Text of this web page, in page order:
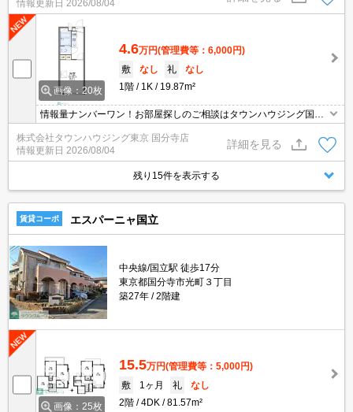
情報更新日 2026/08/04
画像：20枚
4.6万円(管理費等：6,000円)
敷
なし 礼
なし
1階
1K 19.87m²
情報量ナンバーワン！お部屋探しのご相談はタウンハウジング国分
寺店にお任せを！
株式会社タウンハウジング東京 国分寺店
情報更新日 2026/08/04
詳細を見る
残り15件を表示する
賃貸コーポ エスパーニャ国立
中央線/国立駅 徒歩17分
東京都国分寺市光町３丁目
築27年
2階建
画像：25枚
15.5万円(管理費等：5,000円)
敷
1ヶ月 礼
なし
2階
4DK 81.57m²